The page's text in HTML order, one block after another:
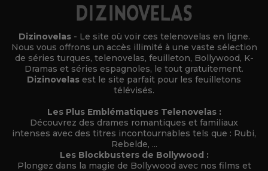
Dizinovelas - Le site où voir ces telenovelas en ligne.
Nous vous offrons un accès illimité à une vaste sélection
de séries turques, telenovelas, feuilleton, Bollywood, K-
Dramas et séries espagnoles, le tout gratuitement.
Dizinovelas est le site parfait pour les feuilletons
télévisés.
Les Plus Emblématiques Telenovelas :
Découvrez des drames romantiques et familiaux
intenses avec des titres incontournables tels que : Rubi,
Rebelde, ...
Les Blockbusters de Bollywood :
Plongez dans la magie de Bollywood avec nos films et